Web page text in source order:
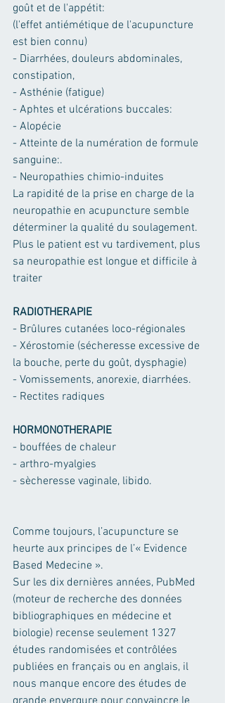
goût et de l'appétit:
(l'effet antiémétique de l'acupuncture
est bien connu)
- Diarrhées, douleurs abdominales,
constipation,
- Asthénie (fatigue)
- Aphtes et ulcérations buccales:
- Alopécie
- Atteinte de la numération de formule
sanguine:.
- Neuropathies chimio-induites
La rapidité de la prise en charge de la
neuropathie en acupuncture semble
déterminer la qualité du soulagement.
Plus le patient est vu tardivement, plus
sa neuropathie est longue et difficile à
traiter
RADIOTHERAPIE
- Brûlures cutanées loco-régionales
- Xérostomie (sécheresse excessive de
la bouche, perte du goût, dysphagie)
- Vomissements, anorexie, diarrhées.
- Rectites radiques
HORMONOTHERAPIE
- bouffées de chaleur
- arthro-myalgies
- sècheresse vaginale, libido.
Comme toujours, l’acupuncture se
heurte aux principes de l’« Evidence
Based Medecine ».
Sur les dix dernières années, PubMed
(moteur de recherche des données
bibliographiques en médecine et
biologie) recense seulement 1327
études randomisées et contrôlées
publiées en français ou en anglais, il
nous manque encore des études de